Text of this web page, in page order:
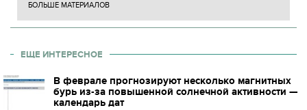
БОЛЬШЕ МАТЕРИАЛОВ
ЕЩЕ ИНТЕРЕСНОЕ
В феврале прогнозируют несколько магнитных
бурь из-за повышенной солнечной активности —
календарь дат